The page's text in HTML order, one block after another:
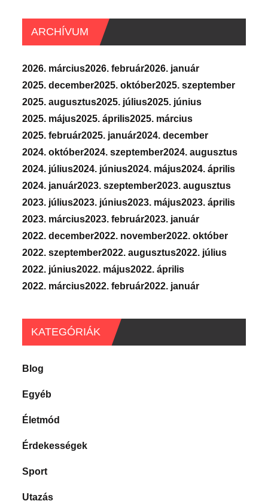
ARCHÍVUM
2026. március2026. február2026. január
2025. december2025. október2025. szeptember
2025. augusztus2025. július2025. június
2025. május2025. április2025. március
2025. február2025. január2024. december
2024. október2024. szeptember2024. augusztus
2024. július2024. június2024. május2024. április
2024. január2023. szeptember2023. augusztus
2023. július2023. június2023. május2023. április
2023. március2023. február2023. január
2022. december2022. november2022. október
2022. szeptember2022. augusztus2022. július
2022. június2022. május2022. április
2022. március2022. február2022. január
KATEGÓRIÁK
Blog
Egyéb
Életmód
Érdekességek
Sport
Utazás